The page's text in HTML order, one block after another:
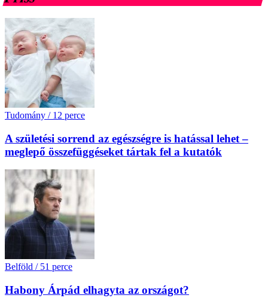
Tudomány / 12 perce
A születési sorrend az egészségre is hatással lehet –
meglepő összefüggéseket tártak fel a kutatók
Belföld / 51 perce
Habony Árpád elhagyta az országot?